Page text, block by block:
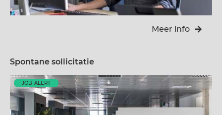
Meer info
Spontane sollicitatie
JOB-ALERT